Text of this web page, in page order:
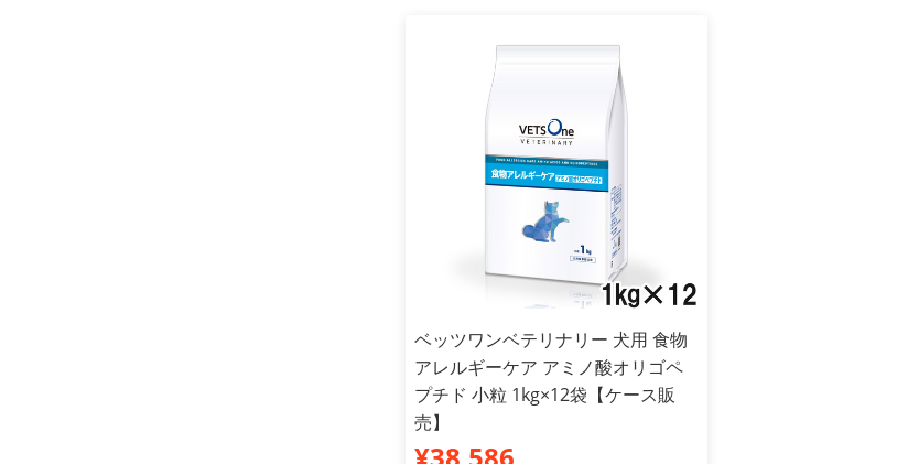
ベッツワンベテリナリー 犬用 食物
アレルギーケア アミノ酸オリゴペ
プチド 小粒 1kg×12袋【ケース販
売】